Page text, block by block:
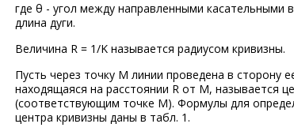
где θ - угол между направленными касательными
длина дуги.
Величина R = 1/K называется радиусом кривизны.
Пусть через точку М линии проведена в сторону
находящаяся на расстоянии R от М, называется
(соответствующим точке М). Формулы для
центра кривизны даны в табл. 1.